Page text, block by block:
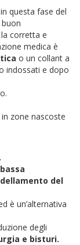
questa fase del
corretta e
medica è
o un collant a
indossati e dopo
zone nascoste
del
è un’alternativa
degli
e bisturi.